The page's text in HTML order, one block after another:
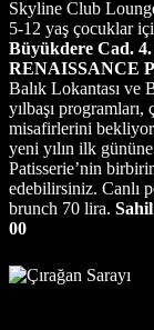
Skyline Club
5-12 yaş çocuklar
Büyükdere Cad. 4.
RENAISSANCE
Balık Lokantası ve
yılbaşı
misafirlerini
yeni yılın ilk
Patisserie’nin
edebilirsiniz. Canlı
brunch 70 lira.
00